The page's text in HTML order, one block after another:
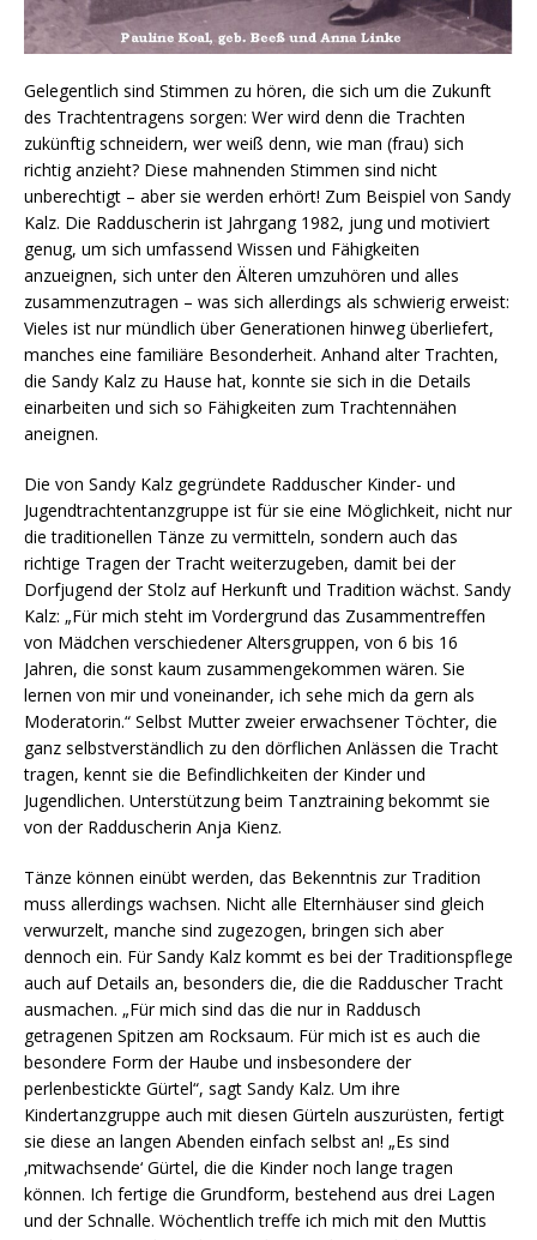
Gelegentlich sind Stimmen zu hören, die sich um die Zukunft
des Trachtentragens sorgen: Wer wird denn die Trachten
zukünftig schneidern, wer weiß denn, wie man (frau) sich
richtig anzieht? Diese mahnenden Stimmen sind nicht
unberechtigt – aber sie werden erhört! Zum Beispiel von Sandy
Kalz. Die Radduscherin ist Jahrgang 1982, jung und motiviert
genug, um sich umfassend Wissen und Fähigkeiten
anzueignen, sich unter den Älteren umzuhören und alles
zusammenzutragen – was sich allerdings als schwierig erweist:
Vieles ist nur mündlich über Generationen hinweg überliefert,
manches eine familiäre Besonderheit. Anhand alter Trachten,
die Sandy Kalz zu Hause hat, konnte sie sich in die Details
einarbeiten und sich so Fähigkeiten zum Trachtennähen
aneignen.
Die von Sandy Kalz gegründete Radduscher Kinder- und
Jugendtrachtentanzgruppe ist für sie eine Möglichkeit, nicht nur
die traditionellen Tänze zu vermitteln, sondern auch das
richtige Tragen der Tracht weiterzugeben, damit bei der
Dorfjugend der Stolz auf Herkunft und Tradition wächst. Sandy
Kalz: „Für mich steht im Vordergrund das Zusammentreffen
von Mädchen verschiedener Altersgruppen, von 6 bis 16
Jahren, die sonst kaum zusammengekommen wären. Sie
lernen von mir und voneinander, ich sehe mich da gern als
Moderatorin.“ Selbst Mutter zweier erwachsener Töchter, die
ganz selbstverständlich zu den dörflichen Anlässen die Tracht
tragen, kennt sie die Befindlichkeiten der Kinder und
Jugendlichen. Unterstützung beim Tanztraining bekommt sie
von der Radduscherin Anja Kienz.
Tänze können einübt werden, das Bekenntnis zur Tradition
muss allerdings wachsen. Nicht alle Elternhäuser sind gleich
verwurzelt, manche sind zugezogen, bringen sich aber
dennoch ein. Für Sandy Kalz kommt es bei der Traditionspflege
auch auf Details an, besonders die, die die Radduscher Tracht
ausmachen. „Für mich sind das die nur in Raddusch
getragenen Spitzen am Rocksaum. Für mich ist es auch die
besondere Form der Haube und insbesondere der
perlenbestickte Gürtel“, sagt Sandy Kalz. Um ihre
Kindertanzgruppe auch mit diesen Gürteln auszurüsten, fertigt
sie diese an langen Abenden einfach selbst an! „Es sind
‚mitwachsende‘ Gürtel, die die Kinder noch lange tragen
können. Ich fertige die Grundform, bestehend aus drei Lagen
und der Schnalle. Wöchentlich treffe ich mich mit den Muttis